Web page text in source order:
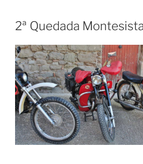
2ª Quedada